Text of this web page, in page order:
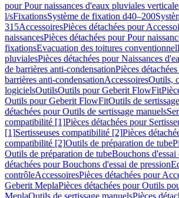
pour Pour naissances d'eaux pluviales
l/sFixationsSystème de fixation d40–200
315AccessoiresPièces détachées pour
naissancesPièces détachées pour Pour
fixationsEvacuation des toitures
pluvialesPièces détachées pour Naissances
de barrières anti-condensationPièces
barrières anti-condensationAccessoiresOutils,
logicielsOutilsOutils pour Geberit FlowFit
Outils pour Geberit FlowFitOutils de
détachées pour Outils de sertissage manuels
compatibilité [1]Pièces détachées pour
[1]Sertisseuses compatibilité [2]Pièces
compatibilité [2]Outils de préparation de tube
Outils de préparation de tubeBouchons d'essai
détachées pour Bouchons d'essai de pression
contrôleAccessoiresPièces détachées pour
Geberit MeplaPièces détachées pour Outils
MeplaOutils de sertissage manuelsPièces